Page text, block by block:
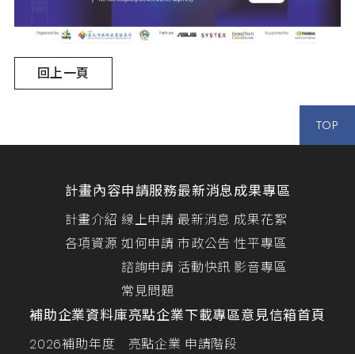
回上一頁
TOP
計畫內容
計畫介紹
各項資源
申請服務
線上申請
如何申請
諮詢申請
常見問題
最新消息
最新消息
市政公告
活動快訊
成果專區
成果花絮
性平專區
影音專區
補助企業資料庫
2026補助年度
亮點企業
亮點企業
下載專區
申請階段
意見信箱首頁